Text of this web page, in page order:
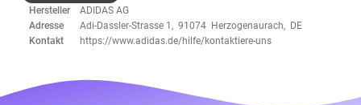
Hersteller
ADIDAS AG
Adresse
Adi-Dassler-Strasse 1, 91074 Herzogenaurach, DE
Kontakt
https://www.adidas.de/hilfe/kontaktiere-uns